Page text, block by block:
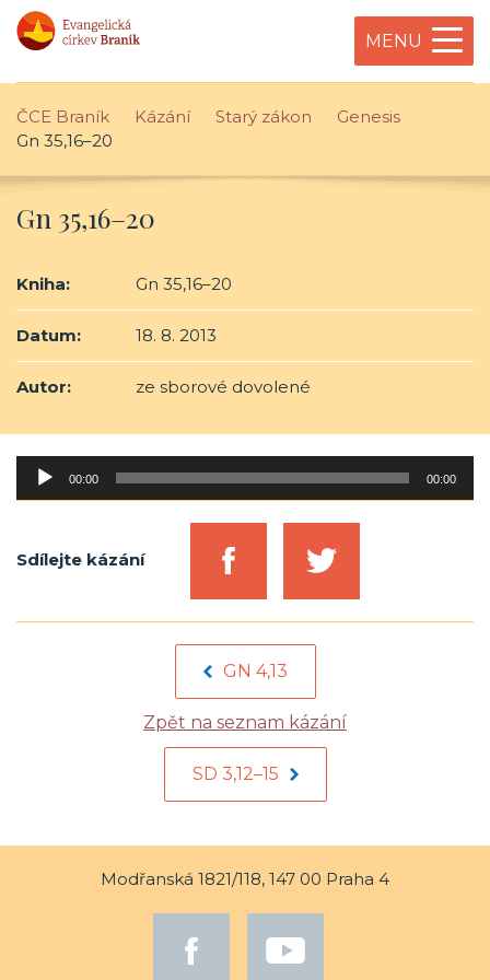
MENU
ČCE Braník Kázání Starý zákon
Genesis
Gn 35,16–20
Gn 35,16–20
Kniha: Gn 35,16–20
Datum: 18. 8. 2013
Autor: ze sborové dovolené
Audio
00:00 00:00
Sdílejte kázání
GN 4,13
Zpět na seznam kázání
SD 3,12–15
Modřanská 1821/118, 147 00 Praha 4